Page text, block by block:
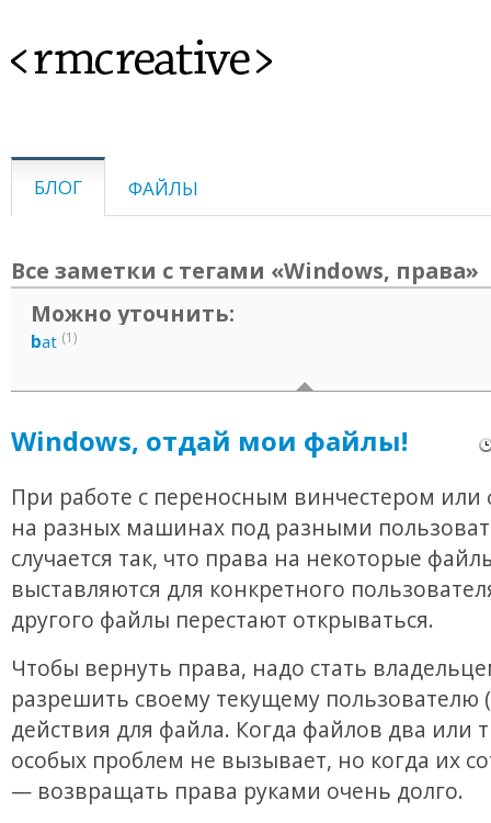
<rmcreative>
БЛОГ ФАЙЛЫ
Все заметки с тегами «Windows, права»
Можно уточнить:
bat (1)
Windows, отдай мои файлы!
При работе с переносным винчестером
на разных машинах под разными
случается так, что права на некоторые
выставляются для конкретного
другого файлы перестают открываться.
Чтобы вернуть права, надо стать
разрешить своему текущему пользователю
действия для файла. Когда файлов два или
особых проблем не вызывает, но когда их
— возвращать права руками очень долго.